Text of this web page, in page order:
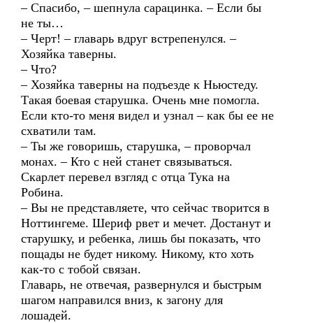
– Спасибо, – шепнула сарацинка. – Если бы
не ты…
– Черт! – главарь вдруг встрепенулся. –
Хозяйка таверны.
– Что?
– Хозяйка таверны на подъезде к Ньюстеду.
Такая боевая старушка. Очень мне помогла.
Если кто-то меня видел и узнал – как бы ее не
схватили там.
– Ты же говоришь, старушка, – проворчал
монах. – Кто с ней станет связываться.
Скарлет перевел взгляд с отца Тука на
Робина.
– Вы не представляете, что сейчас творится в
Ноттингеме. Шериф рвет и мечет. Достанут и
старушку, и ребенка, лишь бы показать, что
пощады не будет никому. Никому, кто хоть
как-то с тобой связан.
Главарь, не отвечая, развернулся и быстрым
шагом направился вниз, к загону для
лошадей.